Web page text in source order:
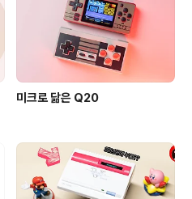
미크로 닮은 Q20